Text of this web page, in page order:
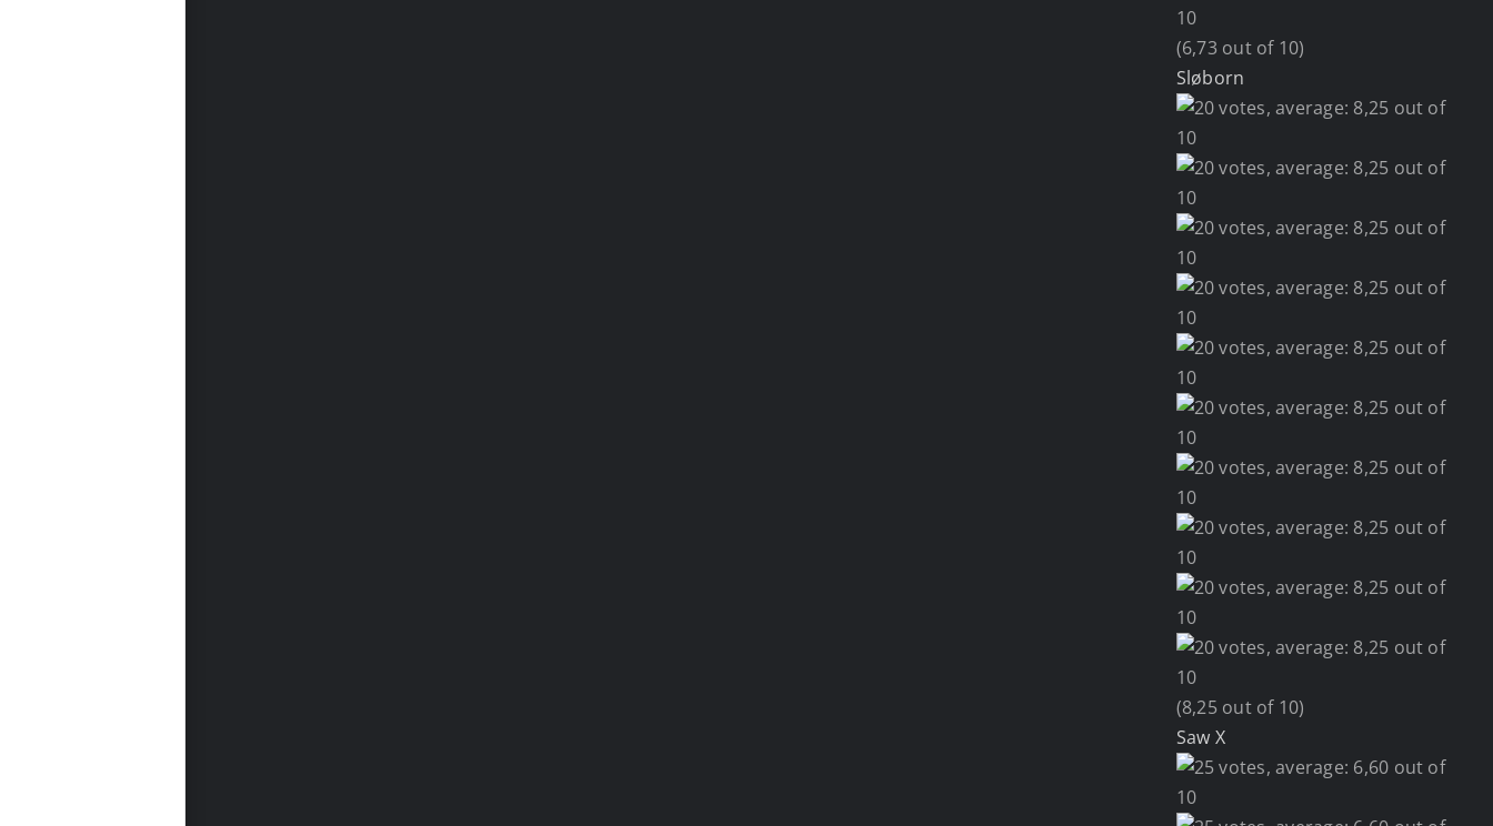
(6,73 out of 10)
Sløborn
(8,25 out of 10)
Saw X